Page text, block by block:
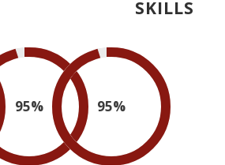
SKILLS
95% 95%